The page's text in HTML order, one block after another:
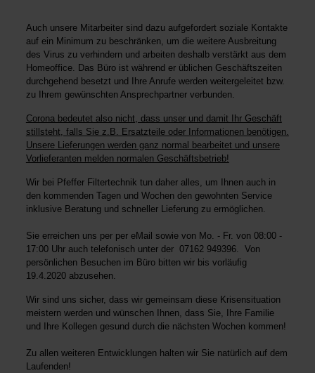
Auch unsere Mitarbeiter sind dazu aufgefordert soziale Kontakte
auf ein Minimum zu beschränken, um die weitere Ausbreitung
des Virus zu verhindern und arbeiten deshalb verstärkt aus dem
Homeoffice. Das Büro ist während er üblichen Geschäftszeiten
durchgehend besetzt und Ihre Anrufe werden weitergeleitet bzw.
zu Ihrem gewünschten Ansprechpartner verbunden.
Corona bedeutet also nicht, dass unser und damit Ihr Geschäft
stillsteht, falls Sie z.B. Ersatzteile oder Informationen benötigen.
Unsere Lieferungen werden ganz normal bearbeitet und unsere
Vorlieferanten melden normalen Geschäftsbetrieb!
Wir bei Pfeffer Filtertechnik tun daher alles, um Ihnen auch in
den kommenden Tagen und Wochen den gewohnten Service
inklusive Beratung und schneller Lieferung zu ermöglichen.
Sie erreichen uns per per eMail sowie von Mo. - Fr. von 08:00 -
17:00 Uhr auch telefonisch unter der 07162 949396. Von
persönlichen Besuchen im Büro bitten wir bis vorläufig
19.4.2020 abzusehen.
Wir sind uns sicher, dass wir gemeinsam diese Krisensituation
meistern werden und wünschen Ihnen, dass Sie, Ihre Familie
und Ihre Kollegen gesund durch die nächsten Wochen kommen!
Zu allen weiteren Entwicklungen halten wir Sie natürlich auf dem
Laufenden!